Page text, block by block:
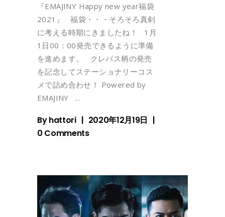
『EMAJINY Happy new year福袋
2021』 福袋・・・そろそろ真剣
に考える時期にきましたね！ 1月
1日00：00発売できるように準備
を進めます。 クレパス柄の発売
を記念してステーショナリーコス
メで詰め合わせ！ Powered by
EMAJINY
Byhattori
2020年12月19日
0 Comments